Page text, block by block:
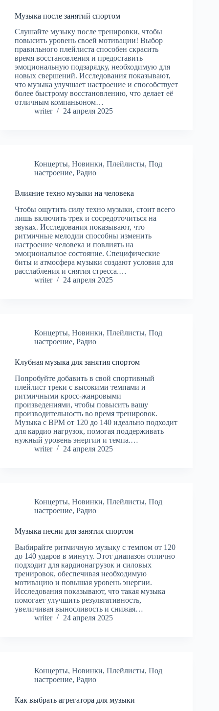
Музыка после занятий спортом
Слушайте музыку после тренировки, чтобы
повысить уровень своей мотивации! Выбор
правильного плейлиста способен скрасить
время восстановления и предоставить
эмоциональную подзарядку, необходимую для
новых свершений. Исследования показывают,
что музыка улучшает настроение и способствует
более быстрому восстановлению, что делает её
отличным компаньоном…
writer
24 апреля 2025
Концерты, Новинки, Плейлисты, Под
настроение, Радио
Влияние техно музыки на человека
Чтобы ощутить силу техно музыки, стоит всего
лишь включить трек и сосредоточиться на
звуках. Исследования показывают, что
ритмичные мелодии способны изменить
настроение человека и повлиять на
эмоциональное состояние. Специфические
биты и атмосфера музыки создают условия для
расслабления и снятия стресса.…
writer
24 апреля 2025
Концерты, Новинки, Плейлисты, Под
настроение, Радио
Клубная музыка для занятия спортом
Попробуйте добавить в свой спортивный
плейлист треки с высокими темпами и
ритмичными кросс-жанровыми
произведениями, чтобы повысить вашу
производительность во время тренировок.
Музыка с BPM от 120 до 140 идеально подходит
для кардио нагрузок, помогая поддерживать
нужный уровень энергии и темпа.…
writer
24 апреля 2025
Концерты, Новинки, Плейлисты, Под
настроение, Радио
Музыка песни для занятия спортом
Выбирайте ритмичную музыку с темпом от 120
до 140 ударов в минуту. Этот диапазон отлично
подходит для кардионагрузок и силовых
тренировок, обеспечивая необходимую
мотивацию и повышая уровень энергии.
Исследования показывают, что такая музыка
помогает улучшить результативность,
увеличивая выносливость и снижая…
writer
24 апреля 2025
Концерты, Новинки, Плейлисты, Под
настроение, Радио
Как выбрать агрегатора для музыки